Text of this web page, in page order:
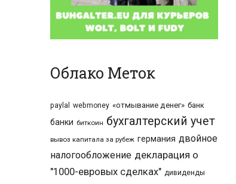
Облако Меток
paylal webmoney «отмывание денег» банк
банки биткоин бухгалтерский учет
вывоз капитала за рубеж германия двойное
налогообложение декларация о
"1000-евровых сделках" дивиденды